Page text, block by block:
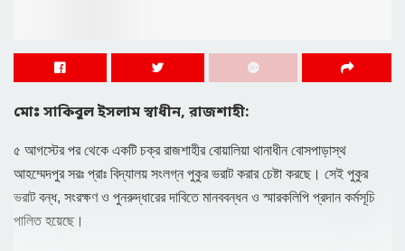
মোঃ সাকিবুল ইসলাম স্বাধীন, রাজশাহী:
৫ আগস্টের পর থেকে একটি চক্র রাজশাহীর বোয়ালিয়া থানাধীন বোসপাড়াস্থ
আহম্মেদপুর সরঃ প্রাঃ বিদ্যালয় সংলগ্ন পুকুর ভরাট করার চেষ্টা করছে। সেই পুকুর
ভরাট বন্ধ, সংরক্ষণ ও পুনরুদ্ধারের দাবিতে মানববন্ধন ও স্মারকলিপি প্রদান কর্মসূচি
পালিত হয়েছে।